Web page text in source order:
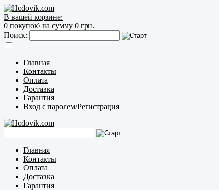
В вашей корзине:
0 покупок\ на сумму 0 грн.
Поиск:
Главная
Контакты
Оплата
Доставка
Гарантия
Вход с паролем/Регистрация
Главная
Контакты
Оплата
Доставка
Гарантия